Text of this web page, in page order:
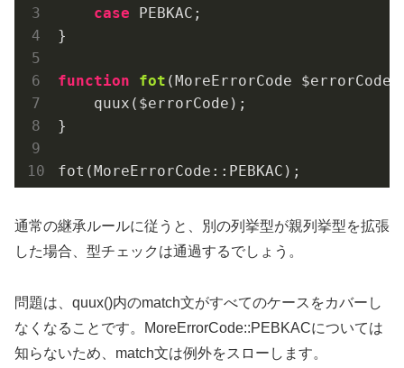
case PEBKAC;
}
function fot (MoreErrorCode $errorCode)
    quux($errorCode);
}
fot(MoreErrorCode::PEBKAC);
通常の継承ルールに従うと、別の列挙型が親列挙型を拡張
した場合、型チェックは通過するでしょう。
問題は、quux()内のmatch文がすべてのケースをカバーし
なくなることです。MoreErrorCode::PEBKACについては
知らないため、match文は例外をスローします。